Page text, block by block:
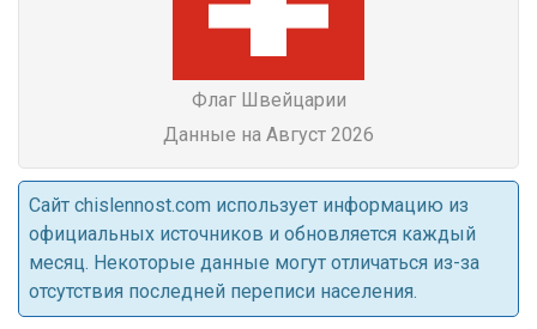
Флаг Швейцарии
Данные на Август 2026
Cайт chislennost.com использует информацию из
официальных источников и обновляется каждый
месяц. Некоторые данные могут отличаться из-за
отсутствия последней переписи населения.